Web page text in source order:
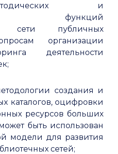
методических и
функций
сети публичных
организации
деятельности
создания и
каталогов, оцифровки
ресурсов больших
быть использован
модели для развития
сетей;